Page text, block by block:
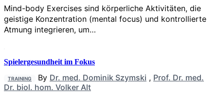
Mind-body Exercises sind körperliche Aktivitäten, die
geistige Konzentration (mental focus) und kontrollierte
Atmung integrieren, um…
Spielergesundheit im Fokus
TRAINING By Dr. med. Dominik Szymski , Prof. Dr. med.
Dr. biol. hom. Volker Alt